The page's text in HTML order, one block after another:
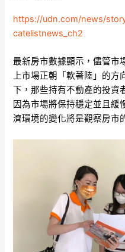
https://udn.com/news/
catelistnews_ch2
最新房市數據顯示，儘管市
上市場正朝「軟著陸」的
下，那些持有不動產的投資
因為市場將保持穩定並且緩
濟環境的變化將是觀察房市